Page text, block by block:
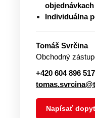
objednávkach
Individuálna
Tomáš Svrčina
Obchodný
+420 604 896 517
Napísať dopyt